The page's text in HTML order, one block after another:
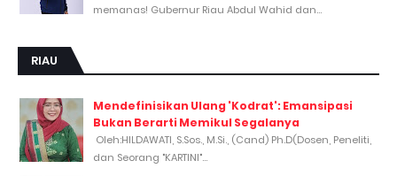
memanas! Gubernur Riau Abdul Wahid dan...
RIAU
Mendefinisikan Ulang 'Kodrat': Emansipasi
Bukan Berarti Memikul Segalanya
Oleh:HILDAWATI, S.Sos., M.Si., (Cand) Ph.D(Dosen, Peneliti,
dan Seorang "KARTINI"...